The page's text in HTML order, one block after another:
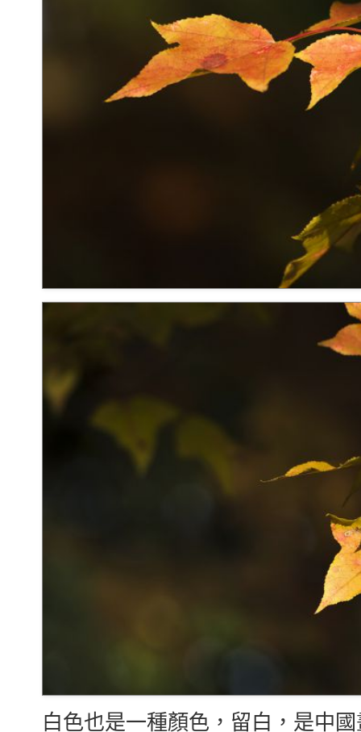
白色也是一種顏色，留白，是中